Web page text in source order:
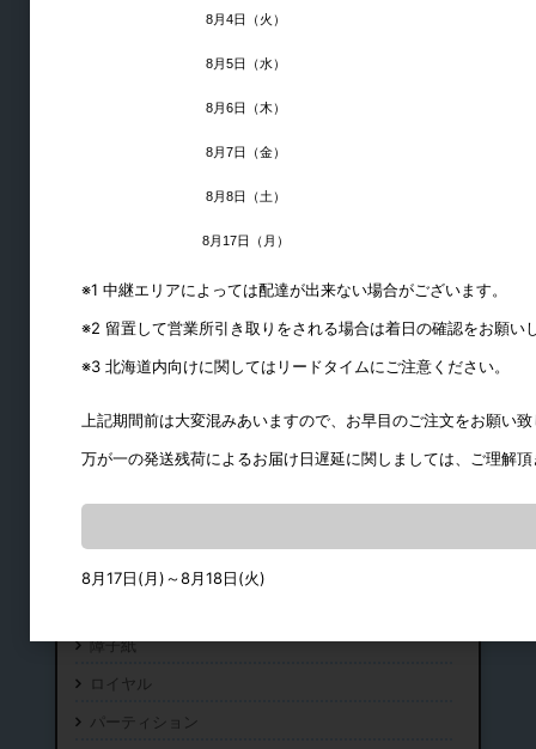
建築金物
物干金物類
障子紙
ロイヤル
パーティション
8月4日（火）
8月5日（水）
8月6日（木）
8月7日（金）
8月8日（土）
8月17日（月）
※1 中継エリアによっては配達が出来ない場合がございます。
※2 留置して営業所引き取りをされる場合は着日の確認をお願い
※3 北海道内向けに関してはリードタイムにご注意ください。
上記期間前は大変混みあいますので、お早目のご注文をお願い
万が一の発送残荷によるお届け日遅延に関しましては、ご理解
8月17日(月)～8月18日(火)